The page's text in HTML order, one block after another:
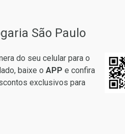
São Paulo
do seu celular para o
baixe o APP e confira
exclusivos para